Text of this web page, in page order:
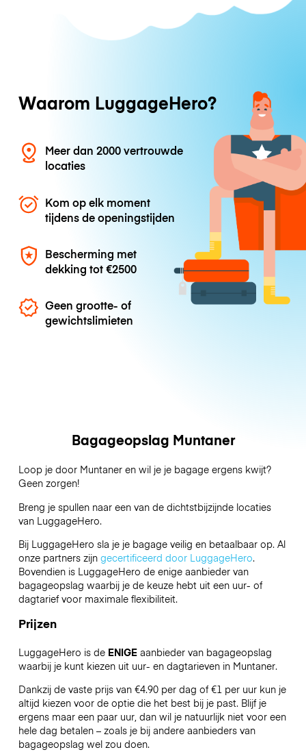
Waarom LuggageHero?
Meer dan 2000 vertrouwde
locaties
Kom op elk moment
tijdens de openingstijden
Bescherming met
dekking tot€2500
Geen grootte- of
gewichtslimieten
Bagageopslag Muntaner
Loop je door Muntaner en wil je je bagage ergens kwijt?
Geen zorgen!
Breng je spullen naar een van de dichtstbijzijnde locaties
van LuggageHero.
Bij LuggageHero sla je je bagage veilig en betaalbaar op. Al
onze partners zijn gecertificeerd door LuggageHero.
Bovendien is LuggageHero de enige aanbieder van
bagageopslag waarbij je de keuze hebt uit een uur- of
dagtarief voor maximale flexibiliteit.
Prijzen
LuggageHero is de ENIGEaanbieder van bagageopslag
waarbij je kunt kiezen uit uur- en dagtarieven in Muntaner.
Dankzij de vaste prijs van €4.90 per dag of €1 per uur kun je
altijd kiezen voor de optie die het best bij je past. Blijf je
ergens maar een paar uur, dan wil je natuurlijk niet voor een
hele dag betalen – zoals je bij andere aanbieders van
bagageopslag wel zou doen.